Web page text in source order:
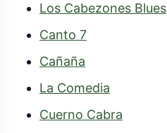
Los Cabezones Blues
Canto 7
Cañaña
La Comedia
Cuerno Cabra